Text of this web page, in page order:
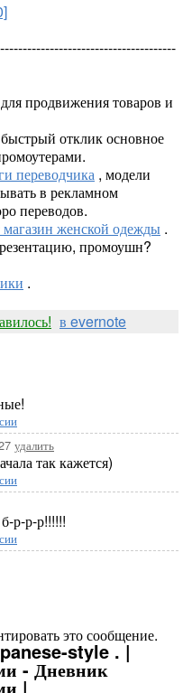
продвижения товаров и
отклик основное
переводчика , модели
в рекламном
переводов.
магазин женской одежды .
промоушн?
.
в evernote
удалить
так кажется)
р-р-р!!!!!!
это сообщение.
style . |
- Дневник
|